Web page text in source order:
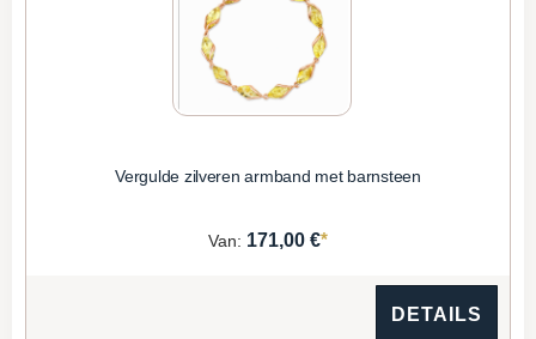
Vergulde zilveren armband met barnsteen
Van: 171,00 €*
DETAILS